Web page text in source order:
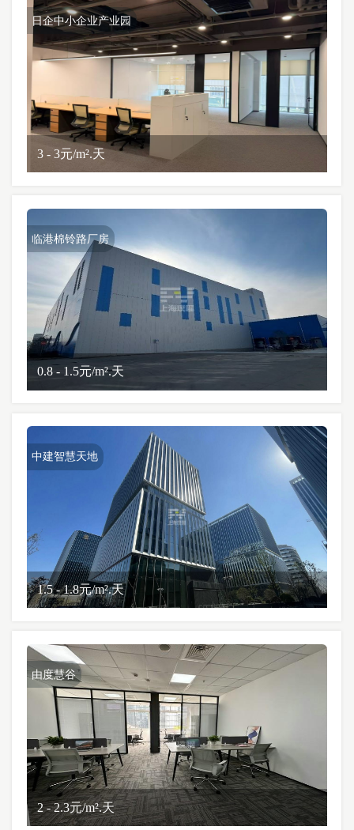
日企中小企业产业园
3 - 3元/m².天
临港棉铃路厂房
0.8 - 1.5元/m².天
中建智慧天地
1.5 - 1.8元/m².天
由度慧谷
2 - 2.3元/m².天